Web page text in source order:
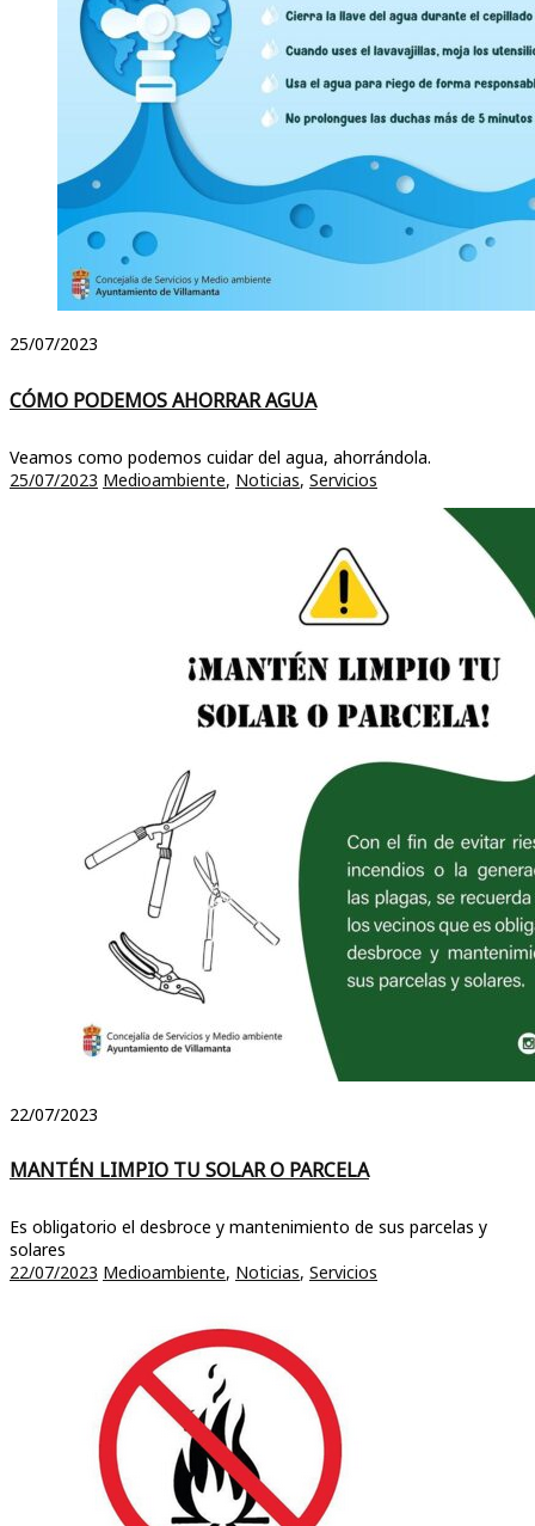
25/07/2023
CÓMO PODEMOS AHORRAR AGUA
Veamos como podemos cuidar del agua, ahorrándola.
25/07/2023 Medioambiente, Noticias, Servicios
22/07/2023
MANTÉN LIMPIO TU SOLAR O PARCELA
Es obligatorio el desbroce y mantenimiento de sus parcelas y
solares
22/07/2023 Medioambiente, Noticias, Servicios